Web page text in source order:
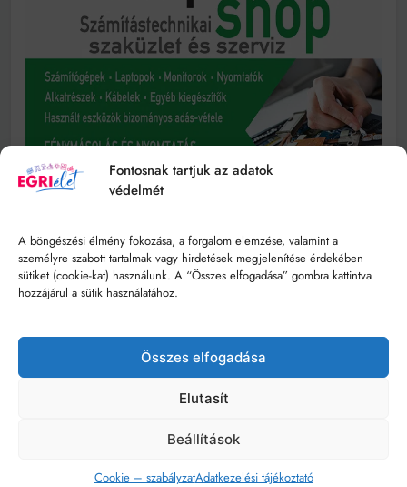
Fontosnak tartjuk az adatok
védelmét
A böngészési élmény fokozása, a forgalom elemzése, valamint a
személyre szabott tartalmak vagy hirdetések megjelenítése érdekében
sütiket (cookie-kat) használunk. A “Összes elfogadása” gombra kattintva
hozzájárul a sütik használatához.
Összes elfogadása
Elutasít
Beállítások
Cookie – szabályzatAdatkezelési tájékoztató